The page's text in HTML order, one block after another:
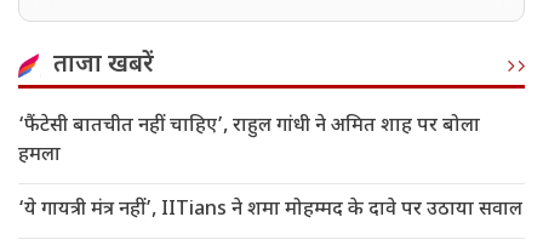
ताजा खबरें
‘फैंटेसी बातचीत नहीं चाहिए’, राहुल गांधी ने अमित शाह पर बोला
हमला
‘ये गायत्री मंत्र नहीं’, IITians ने शमा मोहम्मद के दावे पर उठाया सवाल